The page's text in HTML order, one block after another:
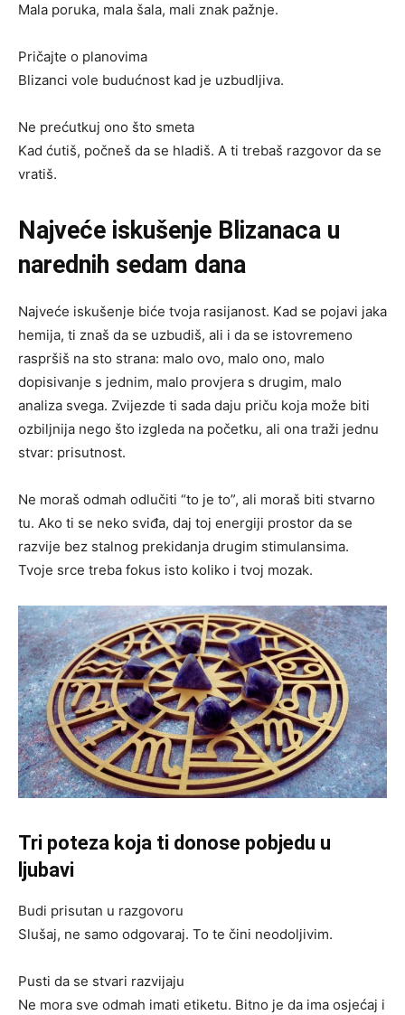
Mala poruka, mala šala, mali znak pažnje.
Pričajte o planovima
Blizanci vole budućnost kad je uzbudljiva.
Ne prećutkuj ono što smeta
Kad ćutiš, počneš da se hladiš. A ti trebaš razgovor da se
vratiš.
Najveće iskušenje Blizanaca u
narednih sedam dana
Najveće iskušenje biće tvoja rasijanost. Kad se pojavi jaka
hemija, ti znaš da se uzbudiš, ali i da se istovremeno
raspršiš na sto strana: malo ovo, malo ono, malo
dopisivanje s jednim, malo provjera s drugim, malo
analiza svega. Zvijezde ti sada daju priču koja može biti
ozbiljnija nego što izgleda na početku, ali ona traži jednu
stvar: prisutnost.
Ne moraš odmah odlučiti “to je to”, ali moraš biti stvarno
tu. Ako ti se neko sviđa, daj toj energiji prostor da se
razvije bez stalnog prekidanja drugim stimulansima.
Tvoje srce treba fokus isto koliko i tvoj mozak.
Tri poteza koja ti donose pobjedu u
ljubavi
Budi prisutan u razgovoru
Slušaj, ne samo odgovaraj. To te čini neodoljivim.
Pusti da se stvari razvijaju
Ne mora sve odmah imati etiketu. Bitno je da ima osjećaj i